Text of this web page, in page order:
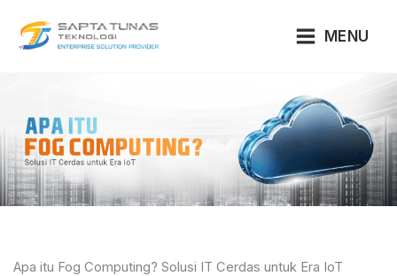
konten
MENU
Apa itu Fog Computing? Solusi IT Cerdas untuk Era IoT